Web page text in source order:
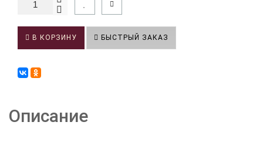
В КОРЗИНУ БЫСТРЫЙ ЗАКАЗ
Описание